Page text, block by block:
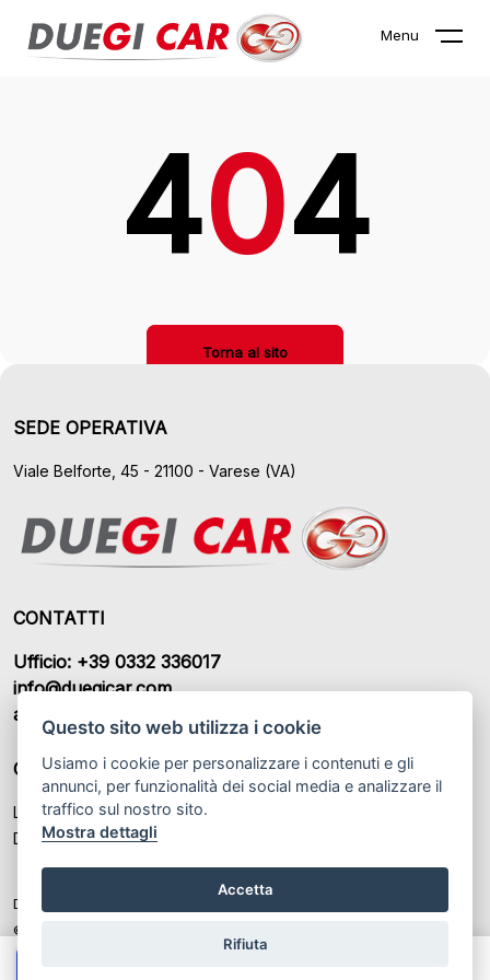
Menu
Questo sito web utilizza i cookie
Usiamo i cookie per personalizzare i contenuti e gli
annunci, per funzionalità dei social media e analizzare il
traffico sul nostro sito.
Mostra dettagli
Accetta
Rifiuta
La pagina che stai cercando non
esiste!
404
Torna al sito
SEDE OPERATIVA
Viale Belforte, 45 - 21100 - Varese (VA)
CONTATTI
Ufficio: +39 0332 336017
info@duegicar.com
amministrazione@duegicar.com
ORARI DI APERTURA
Lunedì – Sabato: 09:00 - 12:30 / 14:30 - 19:00
Domenica: Chiuso
DUEGI CAR S.R.L. P.IVA: IT 03459370122
© Another site by